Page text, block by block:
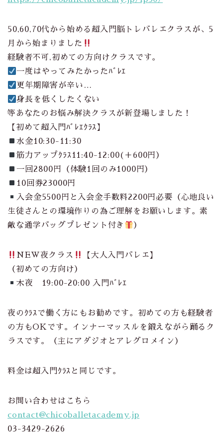
50,60,70代から始める超入門脳トレバレエクラスが、5
月から始まりました
経験者不可,初めての方向けクラスです。
一度はやってみたかったﾊﾞﾚｴ
更年期障害が辛い…
身長を低くしたくない
等あなたのお悩み解決クラスが新登場しました！
【初めて超入門ﾊﾞﾚｴｸﾗｽ】
水金10:30-11:30
筋力アップｸﾗｽ11:40-12:00(＋600円）
一回2800円（体験1回のみ1000円）
10回券23000円
入会金5500円と入会金手数料2200円必要（心地良い
生徒さんとの環境作りの為ご理解をお願いします。素
敵な通学バッグプレゼント付き
）
NEW夜クラス
【大人入門バレエ】
（初めての方向け）
木夜 19:00-20:00 入門ﾊﾞﾚｴ
夜のｸﾗｽで働く方にもお勧めです。初めての方も経験者
の方もOKです。インナーマッスルを鍛えながら踊るク
ラスです。（主にアダジオとアレグロメイン）
料金は超入門ｸﾗｽと同じです。
お問い合わせはこちら
contact@chicoballetacademy.jp
03-3429-2626